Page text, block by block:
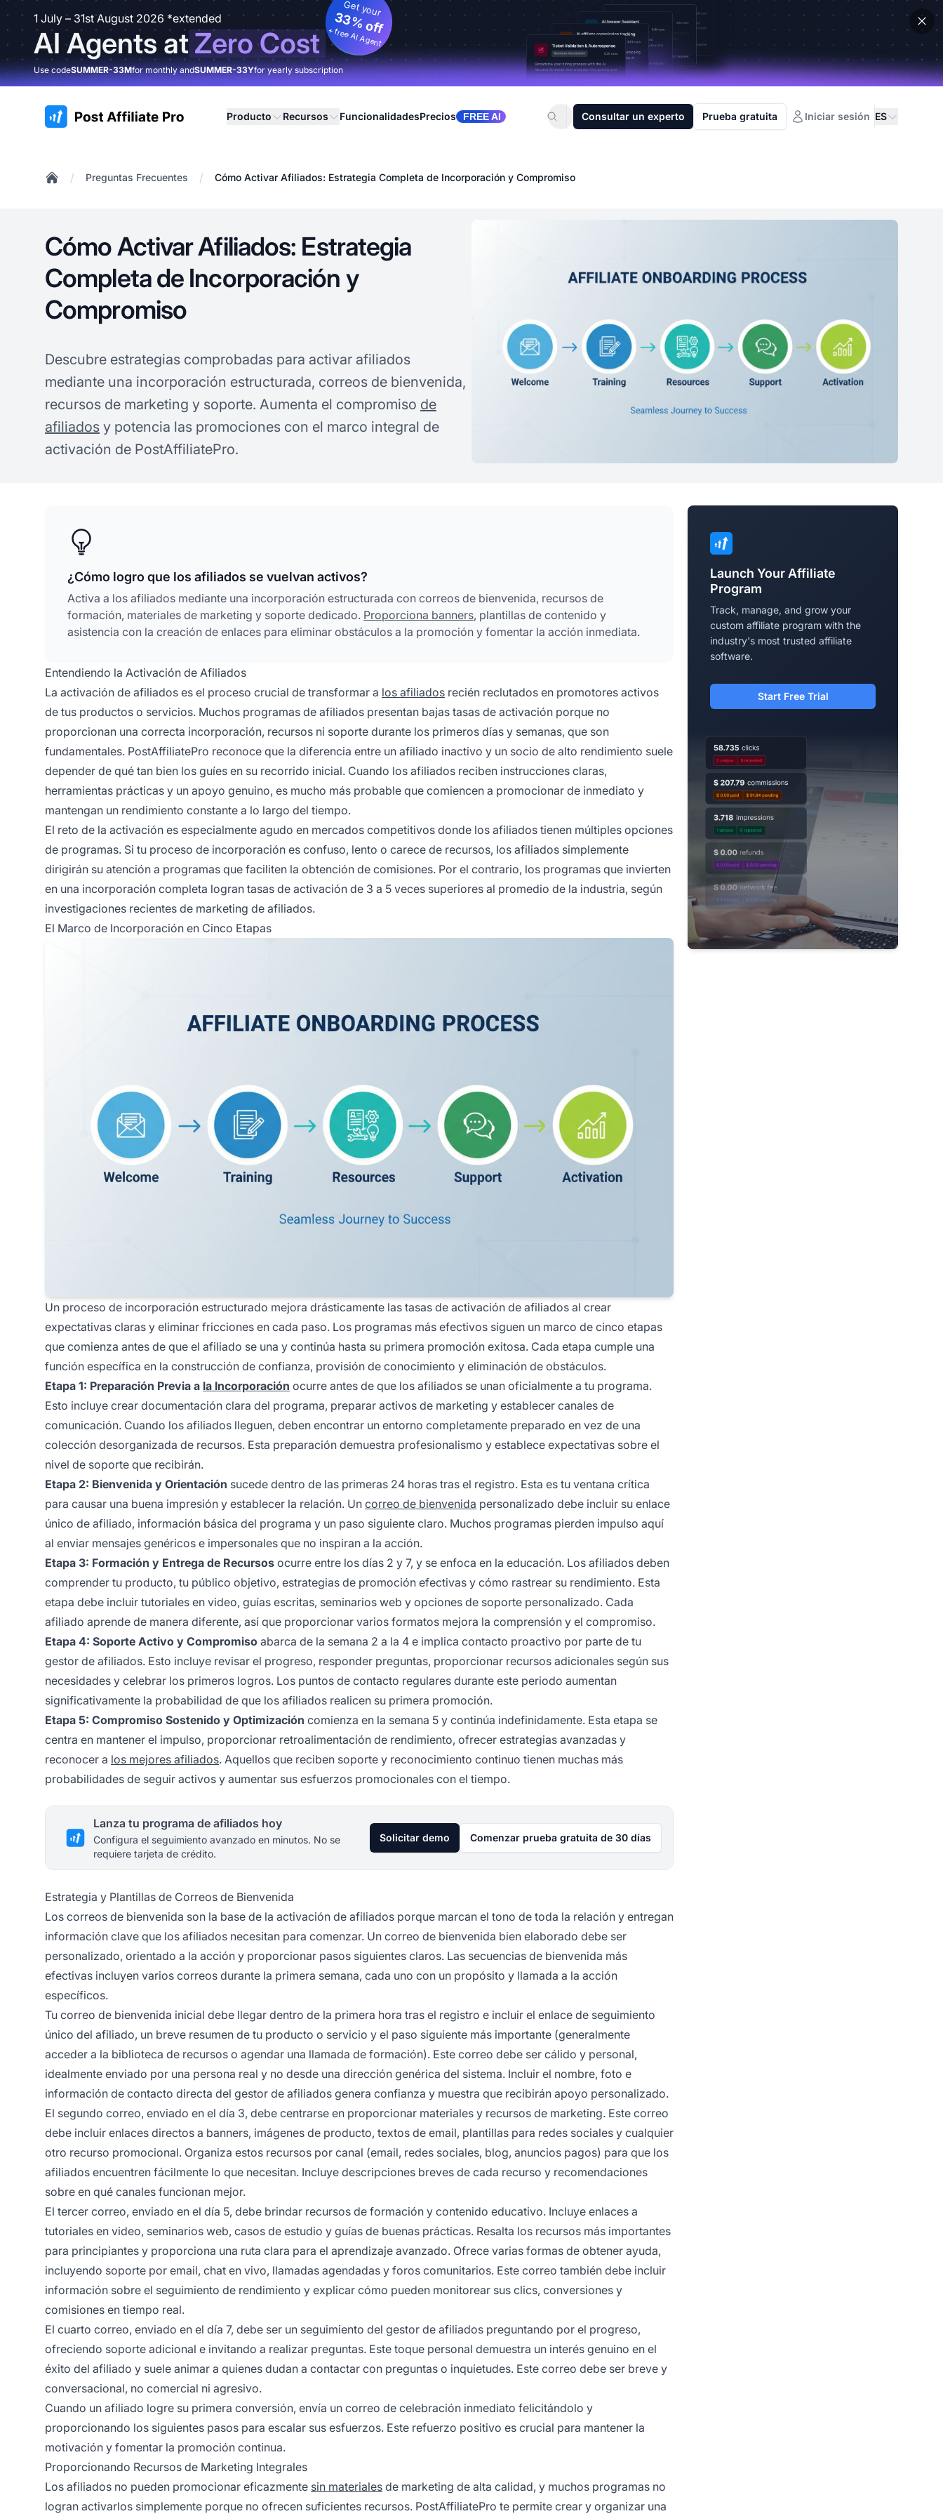
1 July – 31st August 2026 *extended
AI Agents atZero Cost
Get your
33% off
+ free AI Agent
Use codeSUMMER-33Mfor monthly andSUMMER-33Yfor yearly subscription
:site.title Producto Recursos FuncionalidadesPrecios FREE AI Consultar un experto Prueba gratuita Iniciar sesión ES
/ Preguntas Frecuentes / Cómo Activar Afiliados: Estrategia Completa de Incorporación y Compromiso
Cómo Activar Afiliados: Estrategia
Completa de Incorporación y
Compromiso
Descubre estrategias comprobadas para activar afiliados
mediante una incorporación estructurada, correos de bienvenida,
recursos de marketing y soporte. Aumenta el compromiso de
afiliados y potencia las promociones con el marco integral de
activación de PostAffiliatePro.
¿Cómo logro que los afiliados se vuelvan activos?
Activa a los afiliados mediante una incorporación estructurada con correos de bienvenida, recursos de
formación, materiales de marketing y soporte dedicado. Proporciona banners, plantillas de contenido y
asistencia con la creación de enlaces para eliminar obstáculos a la promoción y fomentar la acción inmediata.
Entendiendo la Activación de Afiliados
La activación de afiliados es el proceso crucial de transformar a los afiliados recién reclutados en promotores activos
de tus productos o servicios. Muchos programas de afiliados presentan bajas tasas de activación porque no
proporcionan una correcta incorporación, recursos ni soporte durante los primeros días y semanas, que son
fundamentales. PostAffiliatePro reconoce que la diferencia entre un afiliado inactivo y un socio de alto rendimiento suele
depender de qué tan bien los guíes en su recorrido inicial. Cuando los afiliados reciben instrucciones claras,
herramientas prácticas y un apoyo genuino, es mucho más probable que comiencen a promocionar de inmediato y
mantengan un rendimiento constante a lo largo del tiempo.
El reto de la activación es especialmente agudo en mercados competitivos donde los afiliados tienen múltiples opciones
de programas. Si tu proceso de incorporación es confuso, lento o carece de recursos, los afiliados simplemente
dirigirán su atención a programas que faciliten la obtención de comisiones. Por el contrario, los programas que invierten
en una incorporación completa logran tasas de activación de 3 a 5 veces superiores al promedio de la industria, según
investigaciones recientes de marketing de afiliados.
El Marco de Incorporación en Cinco Etapas
Un proceso de incorporación estructurado mejora drásticamente las tasas de activación de afiliados al crear
expectativas claras y eliminar fricciones en cada paso. Los programas más efectivos siguen un marco de cinco etapas
que comienza antes de que el afiliado se una y continúa hasta su primera promoción exitosa. Cada etapa cumple una
función específica en la construcción de confianza, provisión de conocimiento y eliminación de obstáculos.
Etapa 1: Preparación Previa a la Incorporación ocurre antes de que los afiliados se unan oficialmente a tu programa.
Esto incluye crear documentación clara del programa, preparar activos de marketing y establecer canales de
comunicación. Cuando los afiliados lleguen, deben encontrar un entorno completamente preparado en vez de una
colección desorganizada de recursos. Esta preparación demuestra profesionalismo y establece expectativas sobre el
nivel de soporte que recibirán.
Etapa 2: Bienvenida y Orientación sucede dentro de las primeras 24 horas tras el registro. Esta es tu ventana crítica
para causar una buena impresión y establecer la relación. Un correo de bienvenida personalizado debe incluir su enlace
único de afiliado, información básica del programa y un paso siguiente claro. Muchos programas pierden impulso aquí
al enviar mensajes genéricos e impersonales que no inspiran a la acción.
Etapa 3: Formación y Entrega de Recursos ocurre entre los días 2 y 7, y se enfoca en la educación. Los afiliados deben
comprender tu producto, tu público objetivo, estrategias de promoción efectivas y cómo rastrear su rendimiento. Esta
etapa debe incluir tutoriales en video, guías escritas, seminarios web y opciones de soporte personalizado. Cada
afiliado aprende de manera diferente, así que proporcionar varios formatos mejora la comprensión y el compromiso.
Etapa 4: Soporte Activo y Compromiso abarca de la semana 2 a la 4 e implica contacto proactivo por parte de tu
gestor de afiliados. Esto incluye revisar el progreso, responder preguntas, proporcionar recursos adicionales según sus
necesidades y celebrar los primeros logros. Los puntos de contacto regulares durante este periodo aumentan
significativamente la probabilidad de que los afiliados realicen su primera promoción.
Etapa 5: Compromiso Sostenido y Optimización comienza en la semana 5 y continúa indefinidamente. Esta etapa se
centra en mantener el impulso, proporcionar retroalimentación de rendimiento, ofrecer estrategias avanzadas y
reconocer a los mejores afiliados. Aquellos que reciben soporte y reconocimiento continuo tienen muchas más
probabilidades de seguir activos y aumentar sus esfuerzos promocionales con el tiempo.
Lanza tu programa de afiliados hoy
Configura el seguimiento avanzado en minutos. No se
requiere tarjeta de crédito.
Solicitar demo Comenzar prueba gratuita de 30 días
Estrategia y Plantillas de Correos de Bienvenida
Los correos de bienvenida son la base de la activación de afiliados porque marcan el tono de toda la relación y entregan
información clave que los afiliados necesitan para comenzar. Un correo de bienvenida bien elaborado debe ser
personalizado, orientado a la acción y proporcionar pasos siguientes claros. Las secuencias de bienvenida más
efectivas incluyen varios correos durante la primera semana, cada uno con un propósito y llamada a la acción
específicos.
Tu correo de bienvenida inicial debe llegar dentro de la primera hora tras el registro e incluir el enlace de seguimiento
único del afiliado, un breve resumen de tu producto o servicio y el paso siguiente más importante (generalmente
acceder a la biblioteca de recursos o agendar una llamada de formación). Este correo debe ser cálido y personal,
idealmente enviado por una persona real y no desde una dirección genérica del sistema. Incluir el nombre, foto e
información de contacto directa del gestor de afiliados genera confianza y muestra que recibirán apoyo personalizado.
El segundo correo, enviado en el día 3, debe centrarse en proporcionar materiales y recursos de marketing. Este correo
debe incluir enlaces directos a banners, imágenes de producto, textos de email, plantillas para redes sociales y cualquier
otro recurso promocional. Organiza estos recursos por canal (email, redes sociales, blog, anuncios pagos) para que los
afiliados encuentren fácilmente lo que necesitan. Incluye descripciones breves de cada recurso y recomendaciones
sobre en qué canales funcionan mejor.
El tercer correo, enviado en el día 5, debe brindar recursos de formación y contenido educativo. Incluye enlaces a
tutoriales en video, seminarios web, casos de estudio y guías de buenas prácticas. Resalta los recursos más importantes
para principiantes y proporciona una ruta clara para el aprendizaje avanzado. Ofrece varias formas de obtener ayuda,
incluyendo soporte por email, chat en vivo, llamadas agendadas y foros comunitarios. Este correo también debe incluir
información sobre el seguimiento de rendimiento y explicar cómo pueden monitorear sus clics, conversiones y
comisiones en tiempo real.
El cuarto correo, enviado en el día 7, debe ser un seguimiento del gestor de afiliados preguntando por el progreso,
ofreciendo soporte adicional e invitando a realizar preguntas. Este toque personal demuestra un interés genuino en el
éxito del afiliado y suele animar a quienes dudan a contactar con preguntas o inquietudes. Este correo debe ser breve y
conversacional, no comercial ni agresivo.
Cuando un afiliado logre su primera conversión, envía un correo de celebración inmediato felicitándolo y
proporcionando los siguientes pasos para escalar sus esfuerzos. Este refuerzo positivo es crucial para mantener la
motivación y fomentar la promoción continua.
Proporcionando Recursos de Marketing Integrales
Los afiliados no pueden promocionar eficazmente sin materiales de marketing de alta calidad, y muchos programas no
logran activarlos simplemente porque no ofrecen suficientes recursos. PostAffiliatePro te permite crear y organizar una
Launch Your Affiliate
Program
Track, manage, and grow your
custom affiliate program with the
industry's most trusted affiliate
software.
Start Free Trial